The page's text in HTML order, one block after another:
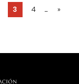
3 4 ... »